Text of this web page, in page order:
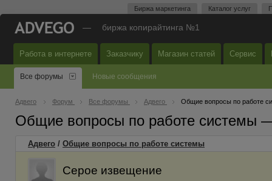
Биржа маркетинга Каталог услуг
— биржа копирайтинга №1
Работа в интернете Заказчику Магазин статей Сервис
Все форумы Новые сообщения
Адвего Форум Все форумы Адвего Общие вопросы по работе
Общие вопросы по работе системы
Адвего / Общие вопросы по работе системы
Серое извещение